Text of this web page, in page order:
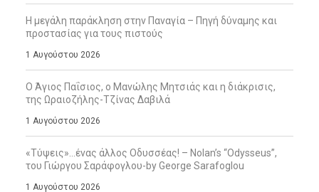
Η μεγάλη παράκληση στην Παναγία – Πηγή δύναμης και
προστασίας για τους πιστούς
1 Αυγούστου 2026
Ο Άγιος Παΐσιος, ο Μανώλης Μητσιάς και η διάκρισις,
της Ωραιοζήλης-Τζίνας Δαβιλά
1 Αυγούστου 2026
«Τύψεις»…ένας άλλος Οδυσσέας! – Nolan’s “Odysseus”,
του Γιώργου Σαράφογλου-by George Sarafoglou
1 Αυγούστου 2026